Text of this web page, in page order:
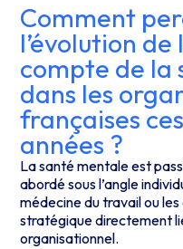
Comment
l’évolution de
compte de la
dans les
françaises
années ?
La santé mentale est
abordé sous l’angle
médecine du travail ou
stratégique directement
organisationnel.